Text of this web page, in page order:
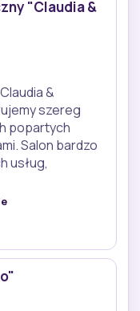
"Claudia &
&
szereg
popartych
Salon bardzo
usług,